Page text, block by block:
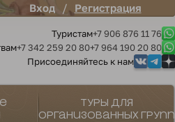
Вход / Регистрация
Туристам+7 906 876 11 76
+7 342 259 20 80+7 964 190 20 80
Присоединяйтесь к нам
Туры для
организованных групп